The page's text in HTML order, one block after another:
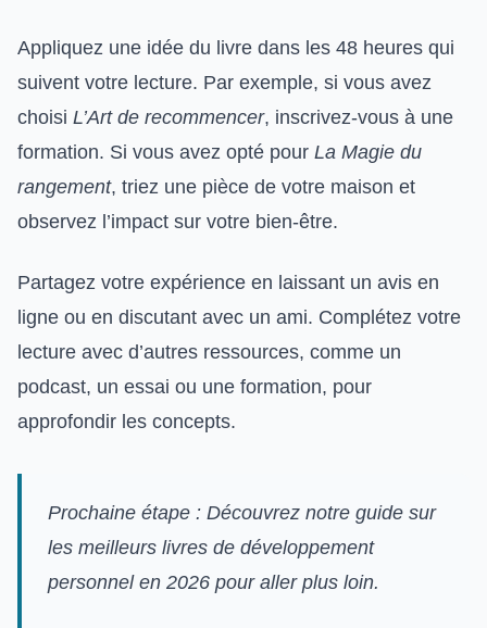
Appliquez une idée du livre dans les 48 heures qui
suivent votre lecture. Par exemple, si vous avez
choisi L’Art de recommencer, inscrivez-vous à une
formation. Si vous avez opté pour La Magie du
rangement, triez une pièce de votre maison et
observez l’impact sur votre bien-être.
Partagez votre expérience en laissant un avis en
ligne ou en discutant avec un ami. Complétez votre
lecture avec d’autres ressources, comme un
podcast, un essai ou une formation, pour
approfondir les concepts.
Prochaine étape : Découvrez notre guide sur
les meilleurs livres de développement
personnel en 2026 pour aller plus loin.